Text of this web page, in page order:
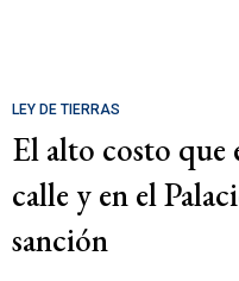
LEY DE TIERRAS
El alto costo que
calle y en el
sanción